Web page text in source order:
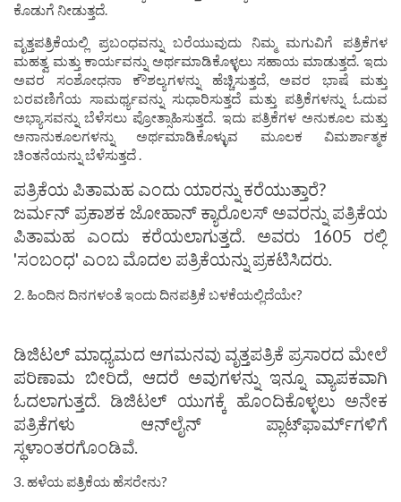
ಕೊಡುಗೆ ನೀಡುತ್ತದೆ.
ವೃತ್ತಪತ್ರಿಕೆಯಲ್ಲಿ ಪ್ರಬಂಧವನ್ನು ಬರೆಯುವುದು ನಿಮ್ಮ ಮಗುವಿಗೆ ಪತ್ರಿಕೆಗಳ
ಮಹತ್ವ ಮತ್ತು ಕಾರ್ಯವನ್ನು ಅರ್ಥಮಾಡಿಕೊಳ್ಳಲು ಸಹಾಯ ಮಾಡುತ್ತದೆ. ಇದು
ಅವರ ಸಂಶೋಧನಾ ಕೌಶಲ್ಯಗಳನ್ನು ಹೆಚ್ಚಿಸುತ್ತದೆ, ಅವರ ಭಾಷೆ ಮತ್ತು
ಬರವಣಿಗೆಯ ಸಾಮರ್ಥ್ಯವನ್ನು ಸುಧಾರಿಸುತ್ತದೆ ಮತ್ತು ಪತ್ರಿಕೆಗಳನ್ನು ಓದುವ
ಅಭ್ಯಾಸವನ್ನು ಬೆಳೆಸಲು ಪ್ರೋತ್ಸಾಹಿಸುತ್ತದೆ. ಇದು ಪತ್ರಿಕೆಗಳ ಅನುಕೂಲ ಮತ್ತು
ಅನಾನುಕೂಲಗಳನ್ನು ಅರ್ಥಮಾಡಿಕೊಳ್ಳುವ ಮೂಲಕ ವಿಮರ್ಶಾತ್ಮಕ
ಚಿಂತನೆಯನ್ನು ಬೆಳೆಸುತ್ತದೆ .
ಪತ್ರಿಕೆಯ ಪಿತಾಮಹ ಎಂದು ಯಾರನ್ನು ಕರೆಯುತ್ತಾರೆ?
ಜರ್ಮನ್ ಪ್ರಕಾಶಕ ಜೋಹಾನ್ ಕ್ಯಾರೊಲಸ್ ಅವರನ್ನು ಪತ್ರಿಕೆಯ
ಪಿತಾಮಹ ಎಂದು ಕರೆಯಲಾಗುತ್ತದೆ. ಅವರು 1605 ರಲ್ಲಿ
'ಸಂಬಂಧ' ಎಂಬ ಮೊದಲ ಪತ್ರಿಕೆಯನ್ನು ಪ್ರಕಟಿಸಿದರು.
2. ಹಿಂದಿನ ದಿನಗಳಂತೆ ಇಂದು ದಿನಪತ್ರಿಕೆ ಬಳಕೆಯಲ್ಲಿದೆಯೇ?
ಡಿಜಿಟಲ್ ಮಾಧ್ಯಮದ ಆಗಮನವು ವೃತ್ತಪತ್ರಿಕೆ ಪ್ರಸಾರದ ಮೇಲೆ
ಪರಿಣಾಮ ಬೀರಿದೆ, ಆದರೆ ಅವುಗಳನ್ನು ಇನ್ನೂ ವ್ಯಾಪಕವಾಗಿ
ಓದಲಾಗುತ್ತದೆ. ಡಿಜಿಟಲ್ ಯುಗಕ್ಕೆ ಹೊಂದಿಕೊಳ್ಳಲು ಅನೇಕ
ಪತ್ರಿಕೆಗಳು ಆನ್‌ಲೈನ್ ಪ್ಲಾಟ್‌ಫಾರ್ಮ್‌ಗಳಿಗೆ
ಸ್ಥಳಾಂತರಗೊಂಡಿವೆ.
3. ಹಳೆಯ ಪತ್ರಿಕೆಯ ಹೆಸರೇನು?